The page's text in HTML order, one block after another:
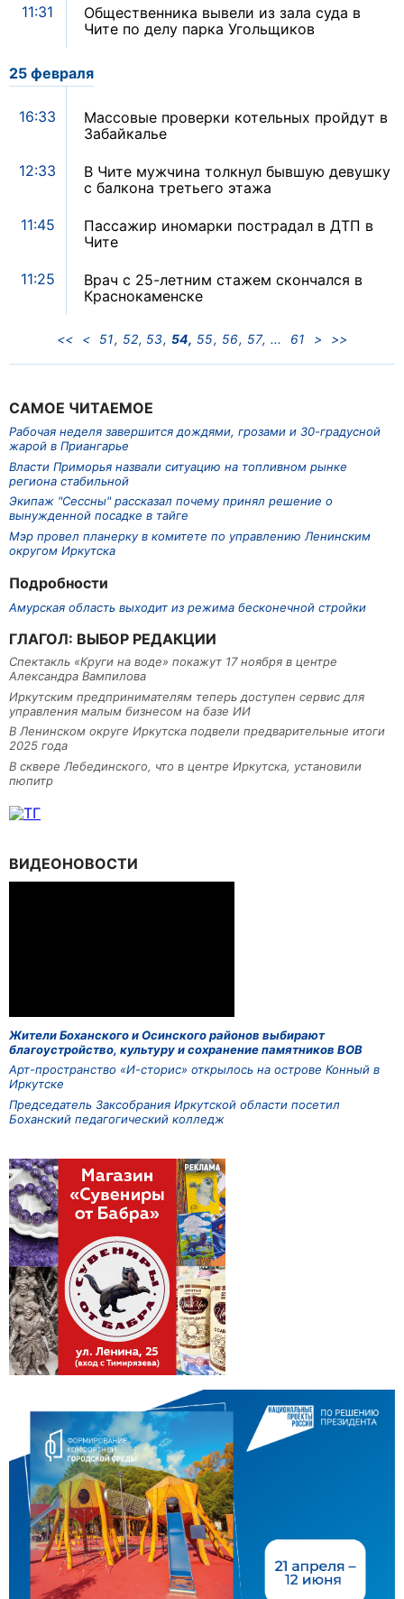
САМОЕ ЧИТАЕМОЕ
Рабочая неделя завершится дождями, грозами и 30-градусной
жарой в Приангарье
Власти Приморья назвали ситуацию на топливном рынке
региона стабильной
Экипаж "Сессны" рассказал почему принял решение о
вынужденной посадке в тайге
Мэр провел планерку в комитете по управлению Ленинским
округом Иркутска
Подробности
Амурская область выходит из режима бесконечной стройки
ГЛАГОЛ: ВЫБОР РЕДАКЦИИ
Спектакль «Круги на воде» покажут 17 ноября в центре
Александра Вампилова
Иркутским предпринимателям теперь доступен сервис для
управления малым бизнесом на базе ИИ
В Ленинском округе Иркутска подвели предварительные итоги
2025 года
В сквере Лебединского, что в центре Иркутска, установили
пюпитр
11:31
Общественника вывели из зала суда в
Чите по делу парка Угольщиков
25 февраля
16:33
Массовые проверки котельных пройдут в
Забайкалье
12:33
В Чите мужчина толкнул бывшую девушку
с балкона третьего этажа
11:45
Пассажир иномарки пострадал в ДТП в
Чите
11:25
Врач с 25-летним стажем скончался в
Краснокаменске
<< < 51 52 53 54 55 56 57 61 > >>
ВИДЕОНОВОСТИ
Жители Боханского и Осинского районов выбирают
благоустройство, культуру и сохранение памятников ВОВ
Арт-пространство «И-сторис» открылось на острове Конный в
Иркутске
Председатель Заксобрания Иркутской области посетил
Боханский педагогический колледж